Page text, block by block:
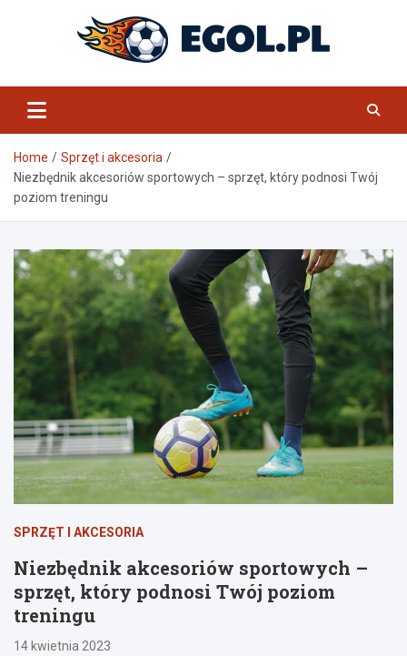
eGol.pl
Home
Sprzęt i akcesoria
Niezbędnik akcesoriów sportowych – sprzęt, który podnosi Twój
poziom treningu
SPRZĘT I AKCESORIA
Niezbędnik akcesoriów sportowych –
sprzęt, który podnosi Twój poziom
treningu
14 kwietnia 2023